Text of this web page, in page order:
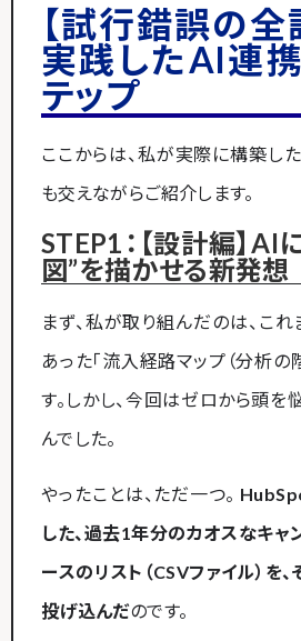
【試行錯誤の全
実践したAI連
テップ
ここからは、私が実際に構築し
も交えながらご紹介します。
STEP1：【設計編】
図”を描かせる新発想
まず、私が取り組んだのは、こ
あった「流入経路マップ（分析の
す。しかし、今回はゼロから頭を
んでした。
やったことは、ただ一つ。
した、過去1年分のカオスなキ
ースのリスト（CSVファイル）を
投げ込んだのです。